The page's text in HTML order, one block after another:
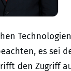
es sei
den